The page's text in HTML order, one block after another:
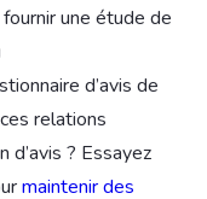
une étude de
d’avis de
relations
? Essayez
maintenir des